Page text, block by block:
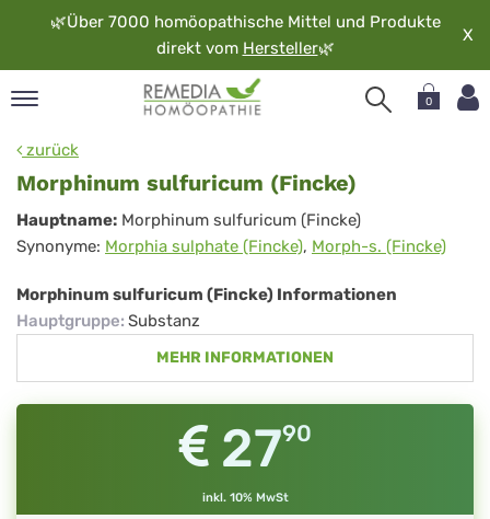
🌿Über 7000 homöopathische Mittel und Produkte
direkt vom Hersteller🌿
X
0
zurück
Morphinum sulfuricum (Fincke)
Morphinum
sulfuricum
(Fincke)
Hauptname: Morphinum sulfuricum (Fincke)
Synonyme: Morphia sulphate (Fincke), Morph-s. (Fincke)
Morphinum sulfuricum (Fincke) Informationen
Hauptgruppe: Substanz
MEHR INFORMATIONEN
2790
inkl. 10% MwSt